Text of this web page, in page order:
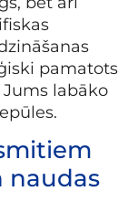
pamatots
labāko
naudas